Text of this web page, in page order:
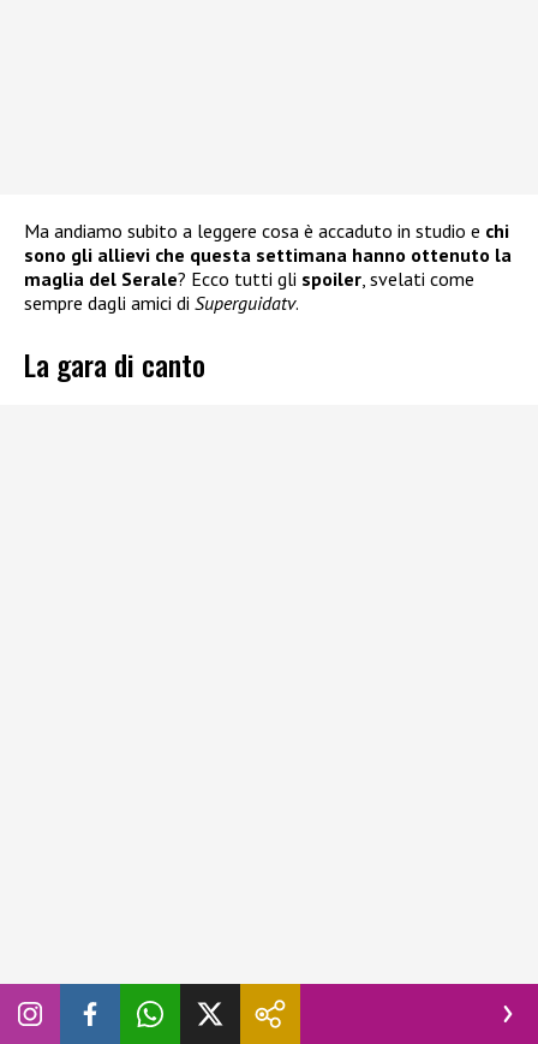
Ma andiamo subito a leggere cosa è accaduto in studio e chi
sono gli allievi che questa settimana hanno ottenuto la
maglia del Serale? Ecco tutti gli spoiler, svelati come
sempre dagli amici di Superguidatv.
La gara di canto